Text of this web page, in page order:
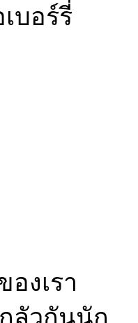
บอร์รี่
งเรา
ลัวกันนัก